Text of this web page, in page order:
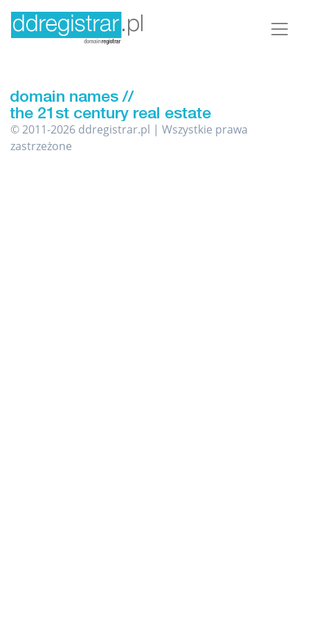
© 2011-2026 ddregistrar.pl | Wszystkie prawa
zastrzeżone